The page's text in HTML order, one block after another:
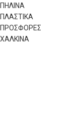
ΠΗΛΙΝΑ
ΠΛΑΣΤΙΚΑ
ΠΡΟΣΦΟΡΕΣ
ΧΑΛΚΙΝΑ